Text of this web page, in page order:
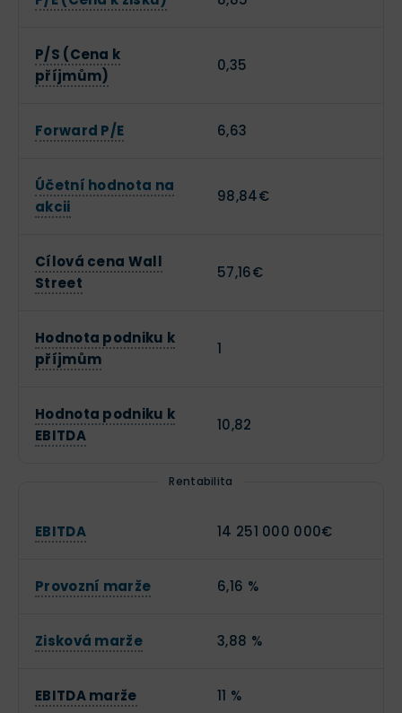
P/S (Cena k
příjmům)
0,35
Forward P/E 6,63
Účetní hodnota na
akcii
98,84€
Cílová cena Wall
Street
57,16€
Hodnota podniku k
příjmům
1
Hodnota podniku k
EBITDA
10,82
Rentabilita
EBITDA 14 251 000 000€
Provozní marže 6,16 %
Zisková marže 3,88 %
EBITDA marže 11 %